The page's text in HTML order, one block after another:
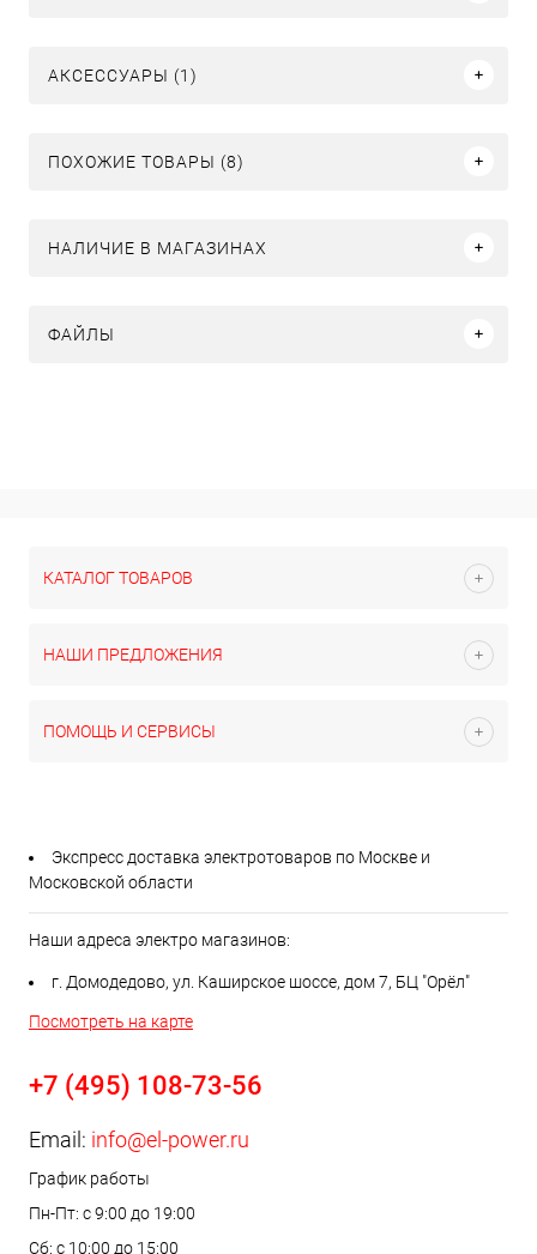
АКСЕССУАРЫ (1)
ПОХОЖИЕ ТОВАРЫ (8)
НАЛИЧИЕ В МАГАЗИНАХ
ФАЙЛЫ
КАТАЛОГ ТОВАРОВ
НАШИ ПРЕДЛОЖЕНИЯ
ПОМОЩЬ И СЕРВИСЫ
Экспресс доставка электротоваров по Москве и
Московской области
Наши адреса электро магазинов:
г. Домодедово, ул. Каширское шоссе, дом 7, БЦ "Орёл"
Посмотреть на карте
+7 (495) 108-73-56
Email: info@el-power.ru
График работы
Пн-Пт: с 9:00 до 19:00
Сб: с 10:00 до 15:00